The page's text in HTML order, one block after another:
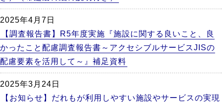
2025年4月7日
【調査報告書】R5年度実施『施設に関する良いこと、良
かったこと配慮調査報告書～アクセシブルサービスJISの
配慮要素を活用して～』補足資料
2025年3月24日
【お知らせ】だれもが利用しやすい施設やサービスの実現